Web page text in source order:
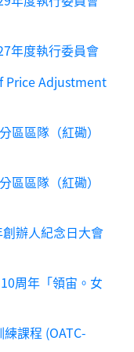
年度執行委員會
Price Adjustment
區區隊（紅磡）
區區隊（紅磡）
創辦人紀念日大會
周年「領宙。女
課程 (OATC-